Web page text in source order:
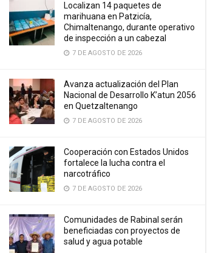
Localizan 14 paquetes de
marihuana en Patzicía,
Chimaltenango, durante operativo
de inspección a un cabezal
7 DE AGOSTO DE 2026
Avanza actualización del Plan
Nacional de Desarrollo K’atun 2056
en Quetzaltenango
7 DE AGOSTO DE 2026
Cooperación con Estados Unidos
fortalece la lucha contra el
narcotráfico
7 DE AGOSTO DE 2026
Comunidades de Rabinal serán
beneficiadas con proyectos de
salud y agua potable